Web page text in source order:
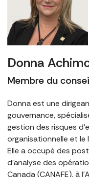
Donna
Membre du
Donna est une
gouvernance,
gestion des risques
organisationnelle et le
Elle a occupé des
d’analyse des
Canada (CANAFE), à